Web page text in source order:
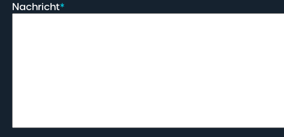
Nachricht*